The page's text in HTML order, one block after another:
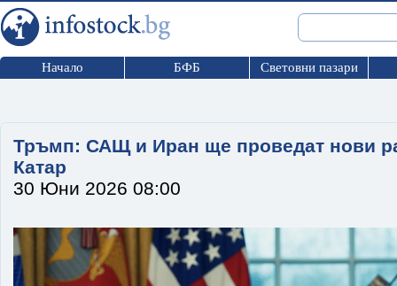
Начало БФБ Световни пазари
Тръмп: САЩ и Иран ще проведат нови
Катар
30 Юни 2026 08:00